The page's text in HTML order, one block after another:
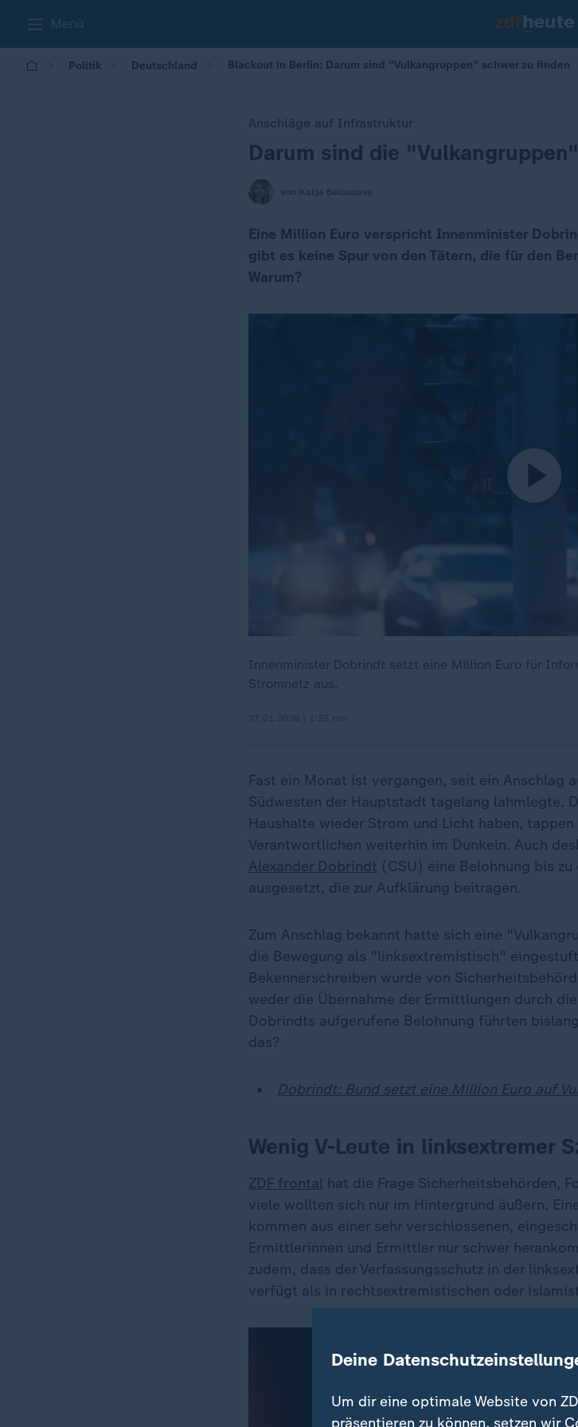
Menü
Politik Deutschland Blackout in Berlin: Darum sind "Vulkangruppen" schwer zu finden
Anschläge auf Infrastruktur
:Darum sind die
von Katja Belousova
Eine Million Euro verspricht Innenminister
gibt es keine Spur von den Tätern, die für den
Warum?
Innenminister Dobrindt setzt eine Million Euro für
Stromnetz aus.
Fast ein Monat ist vergangen, seit ein Anschlag
Südwesten der Hauptstadt tagelang lahmlegte.
Haushalte wieder Strom und Licht haben,
Verantwortlichen weiterhin im Dunkeln. Auch
Alexander Dobrindt (CSU) eine Belohnung bis
ausgesetzt, die zur Aufklärung beitragen.
Zum Anschlag bekannt hatte sich eine
die Bewegung als "linksextremistisch"
Bekennerschreiben wurde von
weder die Übernahme der Ermittlungen durch
Dobrindts aufgerufene Belohnung führten
das?
Dobrindt: Bund setzt eine Million Euro auf
Wenig V-Leute in linksextremer
ZDF frontal hat die Frage Sicherheitsbehörden,
viele wollten sich nur im Hintergrund äußern.
kommen aus einer sehr verschlossenen,
Ermittlerinnen und Ermittler nur schwer
zudem, dass der Verfassungsschutz in der
verfügt als in rechtsextremistischen oder
Deine
Um dir eine optimale Website von
präsentieren zu können, setzen wir